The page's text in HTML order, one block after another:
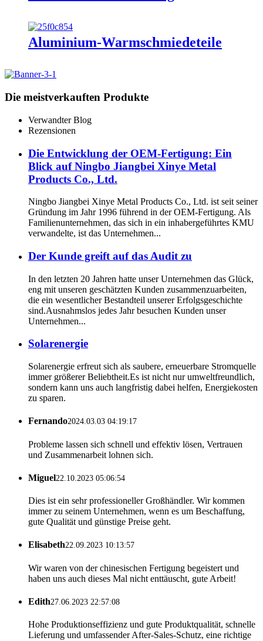
Aluminium-Warmschmiedeteile
Die meistverkauften Produkte
Verwandter Blog
Rezensionen
Die Entwicklung der OEM-Fertigung: Ein
Blick auf Ningbo Jiangbei Xinye Metal
Products Co., Ltd.
Ningbo Jiangbei Xinye Metal Products Co., Ltd. ist seit seiner
Gründung im Jahr 1996 führend in der OEM-Fertigung. Als
Familienunternehmen, das sich in ein inhabergeführtes KMU
verwandelte, ist das Unternehmen...
Der Kunde greift auf das Audit zu
In den letzten 20 Jahren hatte unser Unternehmen das Glück,
eng mit unseren geschätzten Kunden zusammenzuarbeiten,
die ein wesentlicher Bestandteil unserer Erfolgsgeschichte
sind.Ausnahmslos jedes Jahr besuchen Kunden unser
Unternehmen...
Solarenergie
Solarenergie erfreut sich als saubere, erneuerbare Stromquelle
immer größerer Beliebtheit.Es ist nicht nur umweltfreundlich,
sondern kann uns auch langfristig dabei helfen, Energiekosten
zu sparen.
Fernando2024.03.03 04:19:17
Probleme lassen sich schnell und effektiv lösen, Vertrauen
und Zusammenarbeit lohnen sich.
Miguel22.10.2023 05:06:54
Dies ist ein sehr professioneller Großhändler. Wir kommen
immer zu seinem Unternehmen, wenn es um Beschaffung,
gute Qualität und günstige Preise geht.
Elisabeth22.09.2023 10:13:57
Wir waren von der chinesischen Fertigung begeistert und
haben uns auch dieses Mal nicht enttäuscht, gute Arbeit!
Edith27.06.2023 22:57:08
Hohe Produktionseffizienz und gute Produktqualität, schnelle
Lieferung und umfassender After-Sales-Schutz, eine richtige